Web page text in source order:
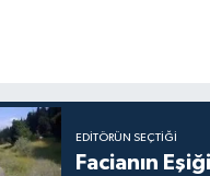
EDITÖRÜN SEÇTIĞI
Facianın